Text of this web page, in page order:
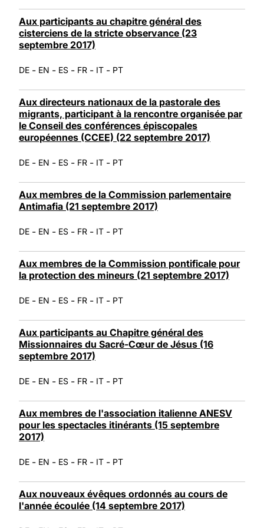
Aux participants au chapitre général des
cisterciens de la stricte observance (23
septembre 2017)
DE - EN - ES - FR - IT - PT
Aux directeurs nationaux de la pastorale des
migrants, participant à la rencontre organisée par
le Conseil des conférences épiscopales
européennes (CCEE) (22 septembre 2017)
DE - EN - ES - FR - IT - PT
Aux membres de la Commission parlementaire
Antimafia (21 septembre 2017)
DE - EN - ES - FR - IT - PT
Aux membres de la Commission pontificale pour
la protection des mineurs (21 septembre 2017)
DE - EN - ES - FR - IT - PT
Aux participants au Chapitre général des
Missionnaires du Sacré-Cœur de Jésus (16
septembre 2017)
DE - EN - ES - FR - IT - PT
Aux membres de l'association italienne ANESV
pour les spectacles itinérants (15 septembre
2017)
DE - EN - ES - FR - IT - PT
Aux nouveaux évêques ordonnés au cours de
l'année écoulée (14 septembre 2017)